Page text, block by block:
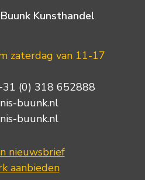
Kunsthandel
zaterdag van 11-17
(0) 318 652888
buunk.nl
buunk.nl
nieuwsbrief
aanbieden